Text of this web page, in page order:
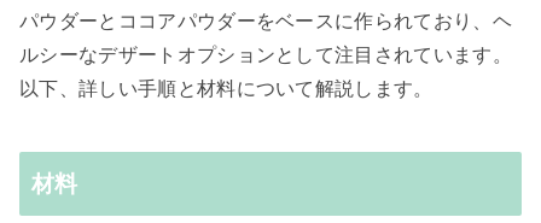
パウダーとココアパウダーをベースに作られており、ヘ
ルシーなデザートオプションとして注目されています。
以下、詳しい手順と材料について解説します。
材料